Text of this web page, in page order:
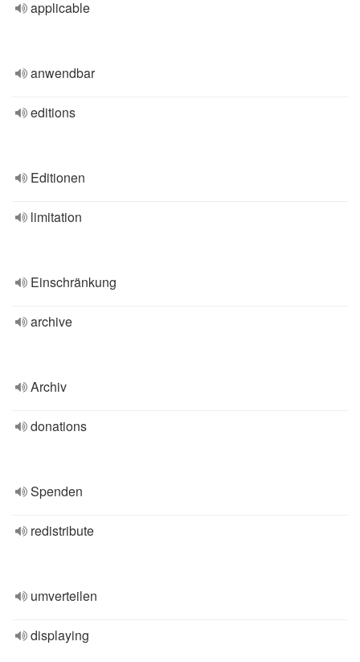
applicable
anwendbar
editions
Editionen
limitation
Einschränkung
archive
Archiv
donations
Spenden
redistribute
umverteilen
displaying